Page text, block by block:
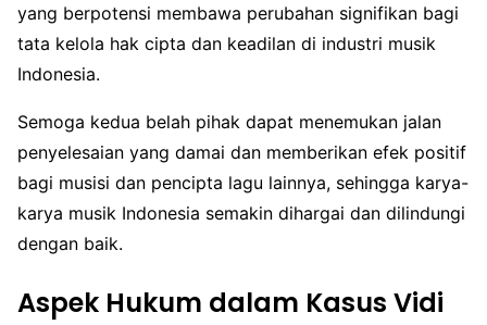
yang berpotensi membawa perubahan signifikan bagi
tata kelola hak cipta dan keadilan di industri musik
Indonesia.
Semoga kedua belah pihak dapat menemukan jalan
penyelesaian yang damai dan memberikan efek positif
bagi musisi dan pencipta lagu lainnya, sehingga karya-
karya musik Indonesia semakin dihargai dan dilindungi
dengan baik.
Aspek Hukum dalam Kasus Vidi